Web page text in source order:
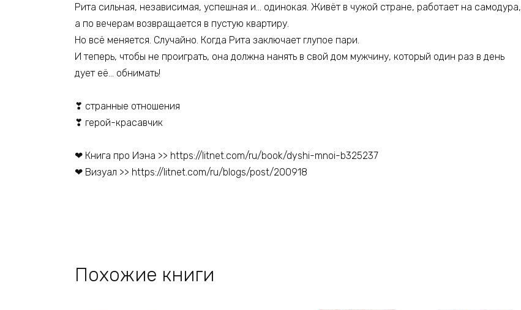
Рита сильная, независимая, успешная и… одинокая. Живёт в чужой стране, работает на самодура,
а по вечерам возвращается в пустую квартиру.
Но всё меняется. Случайно. Когда Рита заключает глупое пари.
И теперь, чтобы не проиграть, она должна нанять в свой дом мужчину, который один раз в день
дует её… обнимать!
❣ странные отношения
❣ герой-красавчик
❤ Книга про Иэна >> https://litnet.com/ru/book/dyshi-mnoi-b325237
❤ Визуал >> https://litnet.com/ru/blogs/post/200918
Похожие книги